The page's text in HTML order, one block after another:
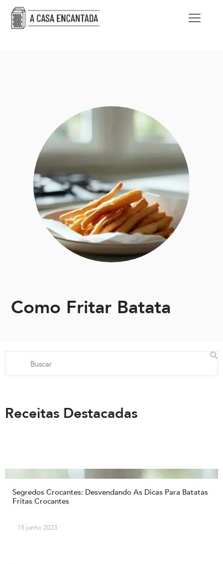
Como Fritar Batata
Receitas Destacadas
Segredos Crocantes: Desvendando As Dicas Para Batatas
Fritas Crocantes
15 junho 2023